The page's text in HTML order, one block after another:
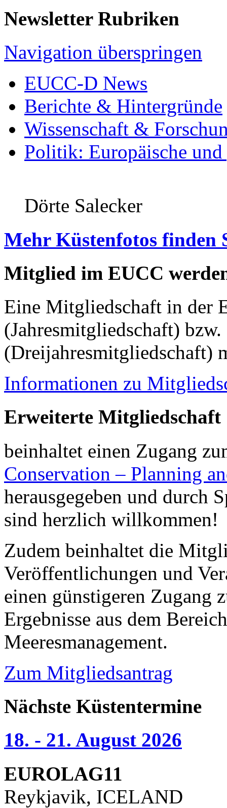
Newsletter Rubriken
Navigation überspringen
EUCC-D News
Berichte & Hintergründe
Wissenschaft &
Politik: Europäische
Dörte Salecker
Mehr Küstenfotos finden
Mitglied im EUCC
Eine Mitgliedschaft in der
(Jahresmitgliedschaft)
(Dreijahresmitgliedschaft)
Informationen zu
Erweiterte Mitgliedschaft
beinhaltet einen Zugang
Conservation – Planning
herausgegeben und durch
sind herzlich willkommen!
Zudem beinhaltet die
Veröffentlichungen und
einen günstigeren Zugang
Ergebnisse aus dem
Meeresmanagement.
Zum Mitgliedsantrag
Nächste Küstentermine
18. - 21. August 2026
EUROLAG11
Reykjavik, ICELAND